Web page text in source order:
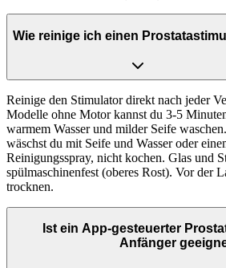
Wie reinige ich einen
Reinige den Stimulator direkt nach jeder
Modelle ohne Motor kannst du 3-5
warmem Wasser und milder Seife
wäschst du mit Seife und Wasser oder
Reinigungsspray, nicht kochen. Glas und
spülmaschinenfest (oberes Rost). Vor der
trocknen.
Ist ein App-gesteuerter
Anfänger